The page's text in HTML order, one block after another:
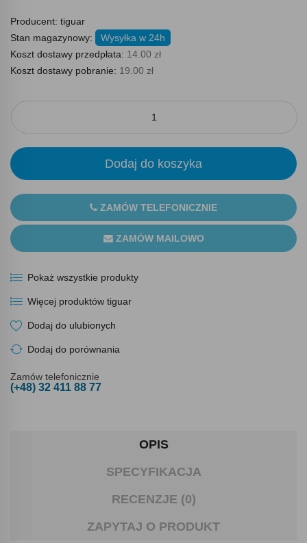
Producent: tiguar
Stan magazynowy:
Wysyłka w 24h
Koszt dostawy przedpłata: 14.00 zł
Koszt dostawy pobranie: 19.00 zł
Dodaj do koszyka
ZAMÓW TELEFONICZNIE
ZAMÓW MAILOWO
Pokaż wszystkie produkty
Więcej produktów tiguar
Dodaj do ulubionych
Dodaj do porównania
Zamów telefonicznie
(+48) 32 411 88 77
OPIS
SPECYFIKACJA
RECENZJE (0)
ZAPYTAJ O PRODUKT